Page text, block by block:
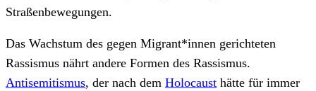
Straßenbewegungen.
Das Wachstum des gegen Migrant*innen gerichteten
Rassismus nährt andere Formen des Rassismus.
Antisemitismus, der nach dem Holocaust hätte für immer